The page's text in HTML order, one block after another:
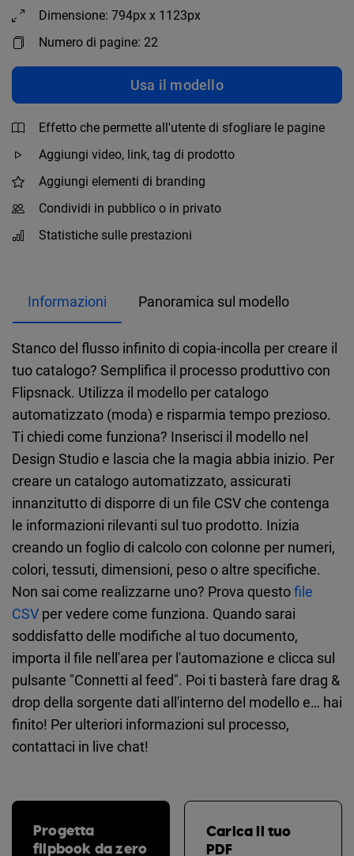
Dimensione: 794px x 1123px
Numero di pagine: 22
Usa il modello
Effetto che permette all'utente di sfogliare le pagine
Aggiungi video, link, tag di prodotto
Aggiungi elementi di branding
Condividi in pubblico o in privato
Statistiche sulle prestazioni
Informazioni Panoramica sul modello
Stanco del flusso infinito di copia-incolla per creare il
tuo catalogo? Semplifica il processo produttivo con
Flipsnack. Utilizza il modello per catalogo
automatizzato (moda) e risparmia tempo prezioso.
Ti chiedi come funziona? Inserisci il modello nel
Design Studio e lascia che la magia abbia inizio. Per
creare un catalogo automatizzato, assicurati
innanzitutto di disporre di un file CSV che contenga
le informazioni rilevanti sul tuo prodotto. Inizia
creando un foglio di calcolo con colonne per numeri,
colori, tessuti, dimensioni, peso o altre specifiche.
Non sai come realizzarne uno? Prova questofile
CSV per vedere come funziona. Quando sarai
soddisfatto delle modifiche al tuo documento,
importa il file nell'area per l'automazione e clicca sul
pulsante "Connetti al feed". Poi ti basterà fare drag &
drop della sorgente dati all'interno del modello e… hai
finito! Per ulteriori informazioni sul processo,
contattaci in live chat!
Progetta
flipbook da zero
Carica il tuo
PDF